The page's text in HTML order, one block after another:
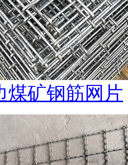
煤矿钢筋网片